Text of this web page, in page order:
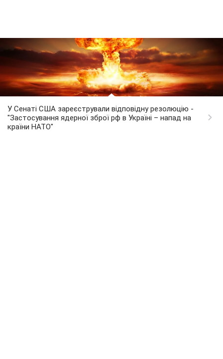
У Сенаті США зареєстрували відповідну резолюцію -
"Застосування ядерної зброї рф в Україні – напад на
країни НАТО"